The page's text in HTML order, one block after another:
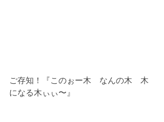
ご存知！『このぉー木　なんの木　木
になる木ぃぃ〜』